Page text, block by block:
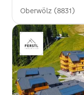
Oberwölz (8831)